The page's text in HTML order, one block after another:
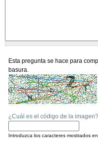
Esta pregunta se hace para
basura.
¿Cuál es el código de la
Introduzca los caracteres mostrados en